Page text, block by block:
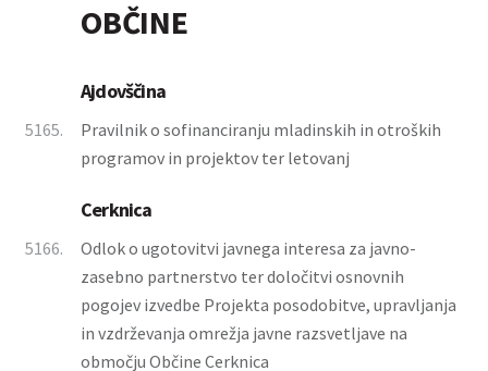
OBČINE
Ajdovščina
5165.
Pravilnik o sofinanciranju mladinskih in otroških
programov in projektov ter letovanj
Cerknica
5166.
Odlok o ugotovitvi javnega interesa za javno-
zasebno partnerstvo ter določitvi osnovnih
pogojev izvedbe Projekta posodobitve, upravljanja
in vzdrževanja omrežja javne razsvetljave na
območju Občine Cerknica